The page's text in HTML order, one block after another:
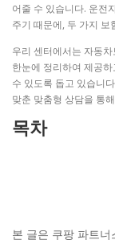
어줄 수 있습니다. 운전
주기 때문에, 두 가지 보
우리 센터에서는 자동
한눈에 정리하여 제공
수 있도록 돕고 있습니
맞춘 맞춤형 상담을 통
목차
본 글은 쿠팡 파트